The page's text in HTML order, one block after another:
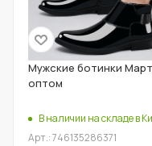
Мужские ботинки
оптом
В наличии на складе в
Арт.: 746135286371